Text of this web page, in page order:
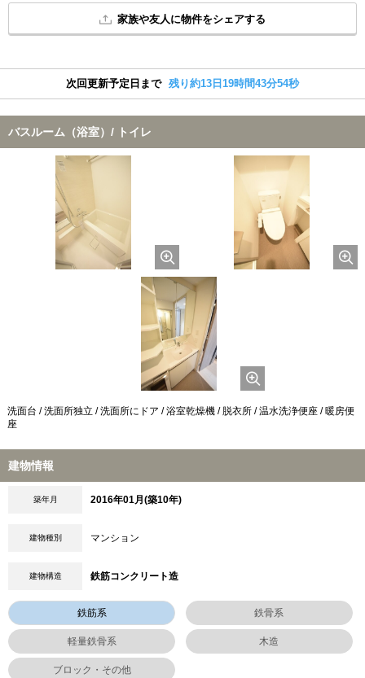
家族や友人に物件をシェアする
次回更新予定日まで 残り約13日19時間43分53秒
バスルーム（浴室）/ トイレ
洗面台 / 洗面所独立 / 洗面所にドア / 浴室乾燥機 / 脱衣所 / 温水洗浄便座 / 暖房便
座
建物情報
築年月 2016年01月(築10年)
建物種別 マンション
建物構造 鉄筋コンクリート造
鉄筋系 鉄骨系
軽量鉄骨系 木造
ブロック・その他